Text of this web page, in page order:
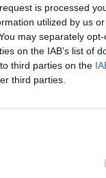
is processed
utilized by us
may separately
on the IAB’s list of
third parties on the
third parties.